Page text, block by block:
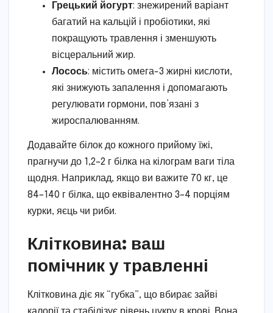
Грецький йогурт: знежирений варіант
багатий на кальцій і пробіотики, які
покращують травлення і зменшують
вісцеральний жир.
Лосось: містить омега-3 жирні кислоти,
які знижують запалення і допомагають
регулювати гормони, пов’язані з
жироспалюванням.
Додавайте білок до кожного прийому їжі,
прагнучи до 1,2–2 г білка на кілограм ваги тіла
щодня. Наприклад, якщо ви важите 70 кг, це
84–140 г білка, що еквівалентно 3–4 порціям
курки, яєць чи риби.
Клітковина: ваш
помічник у травленні
Клітковина діє як “губка”, що вбирає зайві